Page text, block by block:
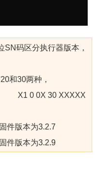
SN码区分执行器版本，
和30两种，
X1 0 0X 30 XXXXX
件版本为3.2.7
件版本为3.2.9